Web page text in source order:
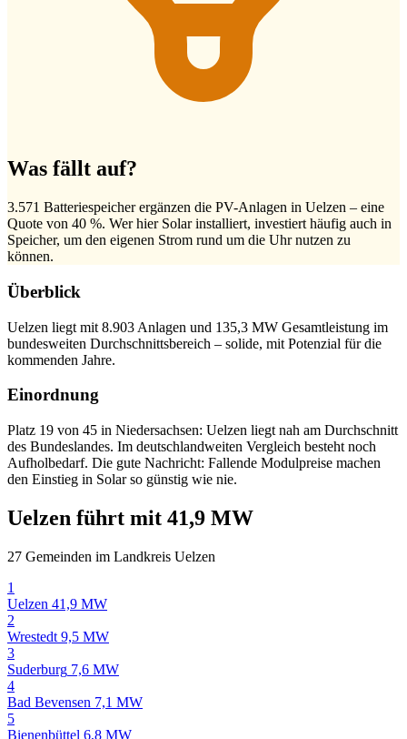
Was fällt auf?
3.571 Batteriespeicher ergänzen die PV-Anlagen in Uelzen – eine
Quote von 40 %. Wer hier Solar installiert, investiert häufig auch in
Speicher, um den eigenen Strom rund um die Uhr nutzen zu
können.
Überblick
Uelzen liegt mit 8.903 Anlagen und 135,3 MW Gesamtleistung im
bundesweiten Durchschnittsbereich – solide, mit Potenzial für die
kommenden Jahre.
Einordnung
Platz 19 von 45 in Niedersachsen: Uelzen liegt nah am Durchschnitt
des Bundeslandes. Im deutschlandweiten Vergleich besteht noch
Aufholbedarf. Die gute Nachricht: Fallende Modulpreise machen
den Einstieg in Solar so günstig wie nie.
Uelzen führt mit 41,9 MW
27 Gemeinden im Landkreis Uelzen
1
Uelzen 41,9 MW
2
Wrestedt 9,5 MW
3
Suderburg 7,6 MW
4
Bad Bevensen 7,1 MW
5
Bienenbüttel 6,8 MW